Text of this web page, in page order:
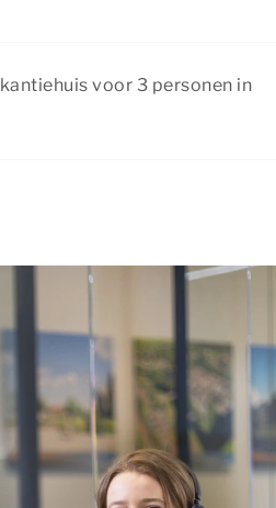
voor 3 personen in